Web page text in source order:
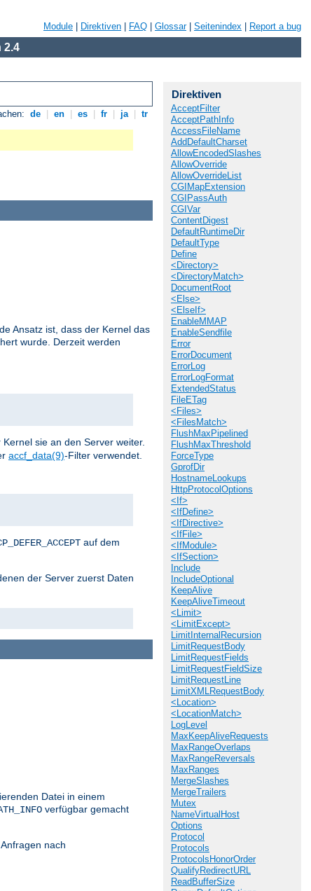
Module Direktiven FAQ Glossar| Seitenindex Report a bug
2.4
de en es fr ja tr
Ansatz ist, dass der Kernel das
wurde. Derzeit werden
sie an den Server weiter.
accf_data(9)-Filter verwendet.
auf dem
der Server zuerst Daten
Datei in einem
verfügbar gemacht
nach
Direktiven
AcceptFilter
AcceptPathInfo
AccessFileName
AddDefaultCharset
AllowEncodedSlashes
AllowOverride
AllowOverrideList
CGIMapExtension
CGIPassAuth
CGIVar
ContentDigest
DefaultRuntimeDir
DefaultType
Define
<Directory>
<DirectoryMatch>
DocumentRoot
<Else>
<ElseIf>
EnableMMAP
EnableSendfile
Error
ErrorDocument
ErrorLog
ErrorLogFormat
ExtendedStatus
FileETag
<Files>
<FilesMatch>
FlushMaxPipelined
FlushMaxThreshold
ForceType
GprofDir
HostnameLookups
HttpProtocolOptions
<If>
<IfDefine>
<IfDirective>
<IfFile>
<IfModule>
<IfSection>
Include
IncludeOptional
KeepAlive
KeepAliveTimeout
<Limit>
<LimitExcept>
LimitInternalRecursion
LimitRequestBody
LimitRequestFields
LimitRequestFieldSize
LimitRequestLine
LimitXMLRequestBody
<Location>
<LocationMatch>
LogLevel
MaxKeepAliveRequests
MaxRangeOverlaps
MaxRangeReversals
MaxRanges
MergeSlashes
MergeTrailers
Mutex
NameVirtualHost
Options
Protocol
Protocols
ProtocolsHonorOrder
QualifyRedirectURL
ReadBufferSize